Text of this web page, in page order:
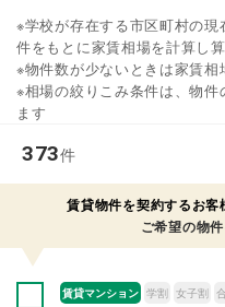
※学校が存在する市区町村の
件をもとに家賃相場を計算し算
※物件数が少ないときは家賃
※相場の絞りこみ条件は、物
ます
373件
賃貸物件を契約するお客
ご希望の物
賃貸マンション 学割 女子割